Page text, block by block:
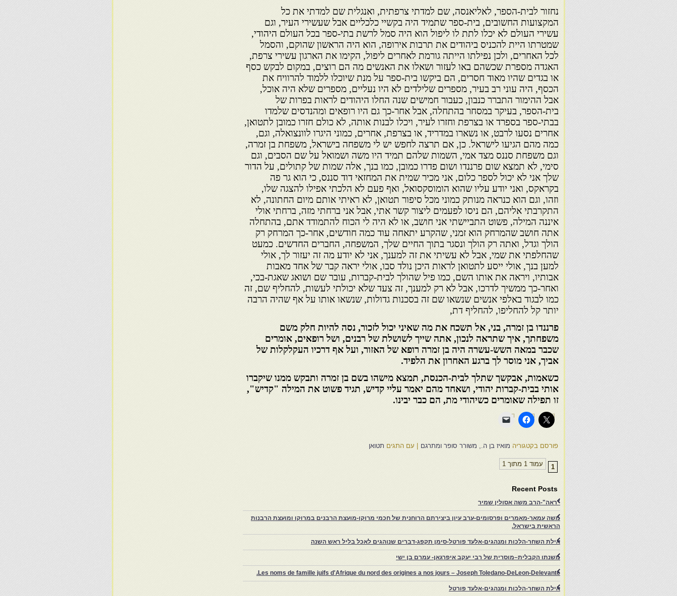
נחזור לבית-הספר, לאליאנסה, שם למדתי צרפתית, ואנגלית שם למדתי את כל
המקצועות החשובים, בית-ספר שתמיד היה בקשיי כלכליים אבל שעשירי העיר, וגם
עשירי העולם לא יכלו לתת לו ליפול הוא היה סמל לרשת בתי-ספר בכל העולם היהודי,
שמטרתו היית להכניס ביהודים את תרבות אירופה, הוא היה הראשון שהוקם, והסמל
לכל האחרים, ולכן נפילתו הייתה גורמת לאחרים ליפול, הקימו את הארגון עשירי צרפת,
האגדה מספרת שכשהם באו לעזור ושאלו את האנשים מה הם רוצים, במקום לבקש כסף
או בגדים שהיו מאוד חסרים, הם ביקשו בית-ספר על מנת שיוכלו ללמוד להרוויח את
הכסף, היה עוני רב בעיר, מספרים שלילדים לא היו נעליים, מספרים שלא היה אוכל,
אבל ההימור התברר כנבון, כעבור חמישים שנה החלו היהודים לראות בפרות של
בית-הספר, בעיקר במסחר בהתחלה, אבל אחר-כך גם היו רופאים ומהנדסים שלמדו
בבתי-ספר בספרד או בצרפת וחזרו לעיר, ויכלו לבנות אותה, לא כולם חזרו כמובן לתטואן,
אחרים נסעו לרבט, או נשארו במדריד, או בצרפת, אחרים, כמוני היגרו לוונצואלה, וגם,
כמה מהם הגיעו לישראל. כן, אם תרצה לחפש יש לי משפחה בישראל, משפחת בן זמרה,
וגם משפחת סננס מצד אמי, השמות שלהם תמיד היו משה ושמואל על שם הסבים, וגם
סימי, לא תמצא שום פרננדו ושום פדרו כמובן, כמו בנך, אלה שמות של קתולים, על הדור
שלך אני לא יכול לספר כלום, אני מכיר שמית את המחזאי דוד סננס, כי הוא גר פה
בקראקס, ואני יודע עליו שהוא הומוסקסואל, ואף פעם לא הלכתי אפילו להצגה שלו,
וזהו, וגם הוא כנראה מנותק כמוני מכל סיפור תטואן, לא ראיתי אותם מיום החתונה, לא
התקרבתי אליהם, הם ניסו לפעמים ליצור קשר אתי, אבל אני ברחתי מזה, ברחתי אולי
איננה המילה, פשוט התביישתי אני חושב, או לא היה לי הכוח להתמודד אתם, בהתחלה
אתה חושב שהמרחק הוא זמני, שהקרע יתאחה עוד כמה חודשים, אחר-כך המרחק רק
הולך וגדל, ואתה רק הולך ונסגר בתוך החיים שלך, המשפחה, החברים החדשים. כמעט
שהחלפתי את שמי, אבל לא עשיתי את זה למענך, אני לא יודע מה זה יעזור לך, אולי
למען בנך, אולי ייסע לתטואן לראות היכן נולד סבו, אולי יראה קבר של אחד מאבות
אבותיו, ויראה את אותו השם, כמו פיל שהולך לבית-קברות, עובר שם ושואג שאגת-בכי,
ואחר-כך ממשיך לדרכו, אבל לא רק למענך, זה צעד שלא יכולתי לעשות, להחליף שם, זה
כמו לבגוד באלפי אנשים שנשאו שם זה בסכנות גדולות, שנשאו אותו על אף שהיה הרבה
יותר קל להחליפו, להחליף דת,
פרננדו בן זמרה, בני, אל תשכח את מה שאיני יכול לזכור, נסה להיות חלק משם
משפחתך, איך שתראה לנכון, אתה שייך לשושלת של רבנים, ושל רופאים, אומרים
שכבר במאה השש-עשרה היה בן זמרה רופא של האזור, ועל אף דרכיו העקלקלות של
אביך, אני מוסר לך ברגע האחרון את הלפיד.
כשאמות, אבקשך שתלך לבית-הכנסת, תמצא מישהו בשם בן זמרה ותבקש ממנו שיקברו
אותי בבית-קברות יהודי, ושאחד מהם יאמר עליי קדיש, תגיד פשוט את המילה "קדיש",
זו תפילה שאומרים כשיהודי מת, הם כבר יבינו.
פורסם בקטגוריה מואיז בן ה., משורר סופר ומתרגם עם התגים תטואן
עמוד 1 מתוך 1 1
Recent Posts
"ראה"-הרב משה אסולין שמיר
משה עמאר-מאמרים ופרסומים-ערב עיון ביצירתם הרוחנית של חכמי מרוקו-מועצת הרבנים במרוקו ומועצת הרבנות
הראשית בישראל.
אילת השחר-הלכות ומנהגים-אלעד פורטל-סימן תקפג-דברים שנוהגים לאכל בליל ראש השנה
משנתו הקבלית–מוסרית של רבי יעקב איפרגאן- עמרם בן ישי
Les noms de famille juifs d'Afrique du nord des origines a nos jours – Joseph Toledano-DeLeon-Delevante.
אילת השחר-הלכות ומנהגים-אלעד פורטל